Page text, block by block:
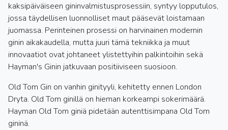
kaksipäiväiseen gininvalmistusprosessiin, syntyy lopputulos,
jossa täydellisen luonnolliset maut pääsevät loistamaan
juomassa. Perinteinen prosessi on harvinainen modernin
ginin aikakaudella, mutta juuri tämä tekniikka ja muut
innovaatiot ovat johtaneet ylistettyihin palkintoihin sekä
Hayman's Ginin jatkuvaan positiiviseen suosioon.
Old Tom Gin on vanhin ginityyli, kehitetty ennen London
Dryta. Old Tom ginillä on hieman korkeampi sokerimäärä.
Hayman Old Tom giniä pidetään autenttisimpana Old Tom
gininä.